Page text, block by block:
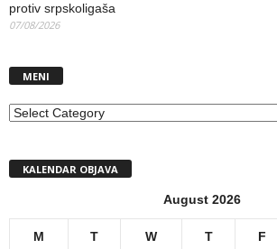
protiv srpskoligaša
07/08/2026
MENI
MENI
KALENDAR OBJAVA
August 2026
M T W T F